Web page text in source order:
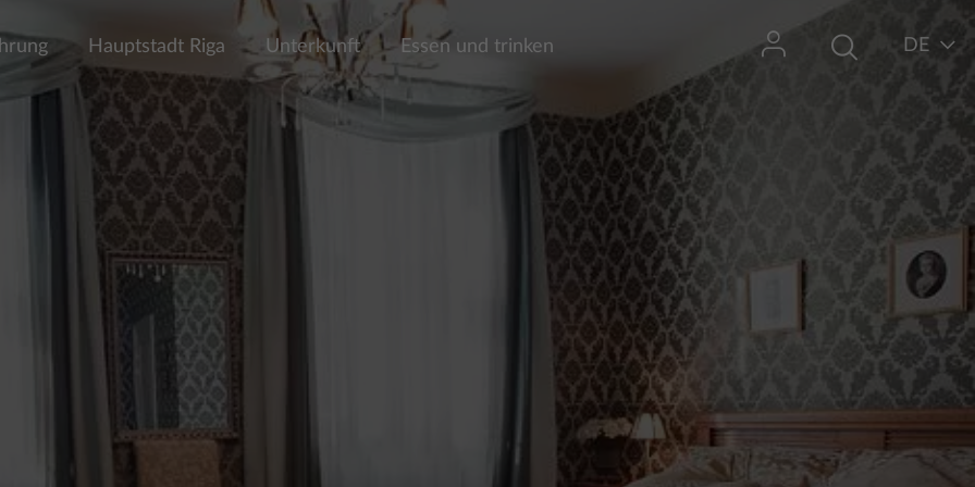
Hauptstadt Riga Unterkunft Essen und trinken DE